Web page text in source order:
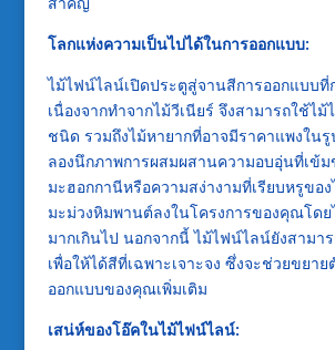
โลกแห่งความเป็นไปได้ในการออกแบบ:
ไม้ไฟน์ไลน์เปิดประตูสู่จานสีการออกแบบที่
เนื่องจากทำจากไม้วีเนียร์ จึงสามารถใช้ไ
ชนิด รวมถึงไม้หายากที่อาจมีราคาแพงใน
ลองนึกภาพการผสมผสานความอบอุ่นที่เข้
มะฮอกกานีหรือความสง่างามที่เรียบหรูของ
มะม่วงหิมพานต์ลงในโครงการของคุณโดย
มากเกินไป นอกจากนี้ ไม้ไฟน์ไลน์ยังสามา
เพื่อให้ได้สีที่เฉพาะเจาะจง ซึ่งจะช่วยขยาย
ออกแบบของคุณเพิ่มเติม
เสน่ห์ของโอ๊คในไม้ไฟน์ไลน์: